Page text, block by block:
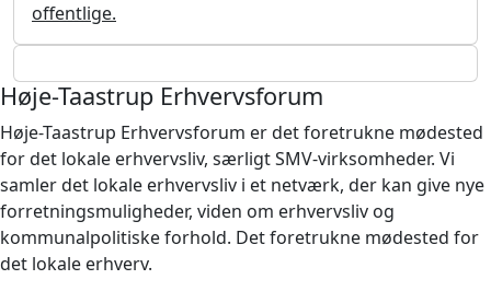
offentlige.
Høje-Taastrup Erhvervsforum
Høje-Taastrup Erhvervsforum er det foretrukne mødested
for det lokale erhvervsliv, særligt SMV-virksomheder. Vi
samler det lokale erhvervsliv i et netværk, der kan give nye
forretningsmuligheder, viden om erhvervsliv og
kommunalpolitiske forhold. Det foretrukne mødested for
det lokale erhverv.